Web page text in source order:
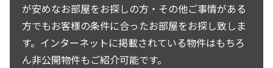
が安めなお部屋をお探しの方・その他ご事情がある
方でもお客様の条件に合ったお部屋をお探し致しま
す。インターネットに掲載されている物件はもちろ
ん非公開物件もご紹介可能です。